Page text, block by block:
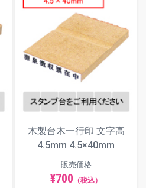
木製台木一行印 文字高
4.5mm 4.5×40mm
販売価格
¥700 （税込）